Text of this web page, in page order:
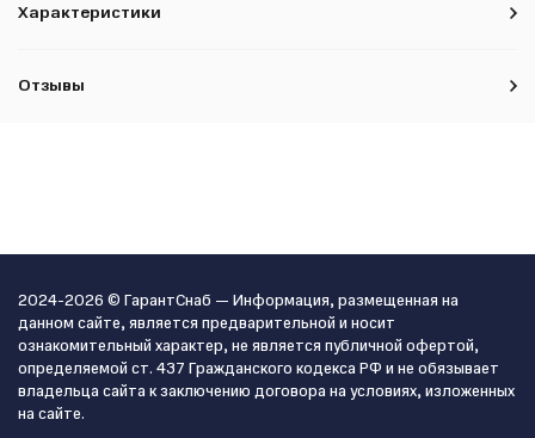
Характеристики
Отзывы
2024-2026 © ГарантСнаб — Информация, размещенная на
данном сайте, является предварительной и носит
ознакомительный характер, не является публичной офертой,
определяемой ст. 437 Гражданского кодекса РФ и не обязывает
владельца сайта к заключению договора на условиях, изложенных
на сайте.